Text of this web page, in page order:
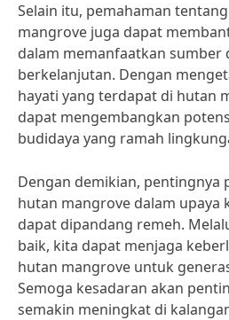
Selain itu, pemahaman
mangrove juga dapat
dalam memanfaatkan sumber
berkelanjutan. Dengan
hayati yang terdapat di hutan
dapat mengembangkan
budidaya yang ramah
Dengan demikian, pentingnya
hutan mangrove dalam upaya
dapat dipandang remeh.
baik, kita dapat menjaga
hutan mangrove untuk
Semoga kesadaran akan
semakin meningkat di